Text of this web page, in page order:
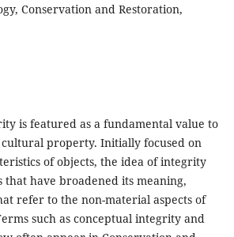
Conservation and Restoration,
is featured as a fundamental value to
property. Initially focused on
of objects, the idea of integrity
that have broadened its meaning,
refer to the non-material aspects of
such as conceptual integrity and